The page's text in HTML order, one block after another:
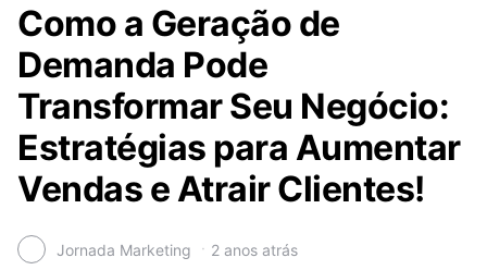
Como a Geração de
Demanda Pode
Transformar Seu Negócio:
Estratégias para Aumentar
Vendas e Atrair Clientes!
Jornada Marketing 2 anos atrás